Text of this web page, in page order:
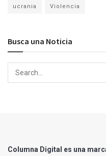
ucrania Violencia
Busca una Noticia
Columna Digital es una